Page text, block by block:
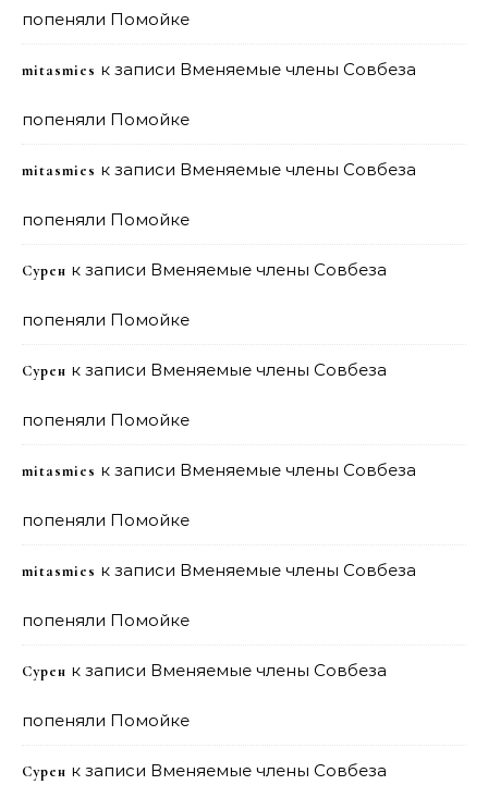
попеняли Помойке
mitasmies к записи Вменяемые члены Совбеза
попеняли Помойке
mitasmies к записи Вменяемые члены Совбеза
попеняли Помойке
Сурен к записи Вменяемые члены Совбеза
попеняли Помойке
Сурен к записи Вменяемые члены Совбеза
попеняли Помойке
mitasmies к записи Вменяемые члены Совбеза
попеняли Помойке
mitasmies к записи Вменяемые члены Совбеза
попеняли Помойке
Сурен к записи Вменяемые члены Совбеза
попеняли Помойке
Сурен к записи Вменяемые члены Совбеза